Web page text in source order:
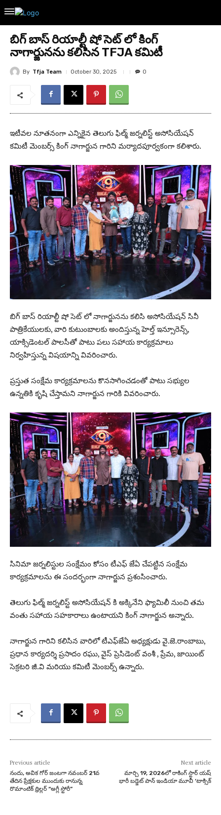
బిగ్ బాస్ రియాల్టీ షో సెట్ లో కింగ్
నాగార్జునను కలిసిన TFJA కమిటీ
By Tfja Team October 30, 2025 0
ఇటీవల నూతనంగా ఎన్నికైన తెలుగు ఫిల్మ్ జర్నలిస్ట్ అసోసియేషన్
కమిటీ మెంబర్స్ కింగ్ నాగార్జున గారిని మర్యాదపూర్వకంగా కలిశారు.
బిగ్ బాస్ రియాల్టీ షో సెట్ లో నాగార్జునను కలిసి అసోసియేషన్ సినీ
పాత్రికేయులకు, వారి కుటుంబాలకు అందిస్తున్న హెల్త్ ఇన్సూరెన్స్,
యాక్సిడెంటల్ పాలసీతో పాటు పలు సహాయ కార్యక్రమాలు
నిర్వహిస్తున్న విషయాన్ని వివరించారు.
ప్రస్తుత సంక్షేమ కార్యక్రమాలను కొనసాగించడంతో పాటు సభ్యుల
ఉన్నతికి కృషి చేస్తామని నాగార్జున గారికి వివరించారు.
సినిమా జర్నలిస్టుల సంక్షేమం కోసం టీఎఫ్ జేఏ చేపట్టిన సంక్షేమ
కార్యక్రమాలను ఈ సందర్భంగా నాగార్జున ప్రశంసించారు.
తెలుగు ఫిల్మ్ జర్నలిస్ట్ అసోసియేషన్ కి అక్కినేని ఫ్యామిలీ నుంచి తమ
వంతు సహాయ సహకారాలు ఉంటాయని కింగ్ నాగార్జున అన్నారు.
నాగార్జున గారిని కలిసిన వారిలో టీఎఫ్‌జేఏ అధ్యక్షుడు వై.జె.రాంబాబు,
ప్రధాన కార్యదర్శి ప్రసాదం రఘు, వైస్ ప్రెసిడెంట్ వంశీ , ప్రేమ, జాయింట్
సెక్రటరి జీ.వి మరియు కమిటీ మెంబర్స్ ఉన్నారు.
Previous article
నందు, అవిక గోర్ జంటగా నవంబర్ 21వ
తేదిన ప్రేక్షకుల ముందుకు రానున్న
రొమాంటిక్ థ్రిల్లర్ “అగ్లీ స్టోరీ”
Next article
మార్చి 19, 2026లో రాకింగ్ స్టార్ య‌ష్
భారీ బ‌డ్జెట్ పాన్ ఇండియా మూవీ ‘టాక్సిక్